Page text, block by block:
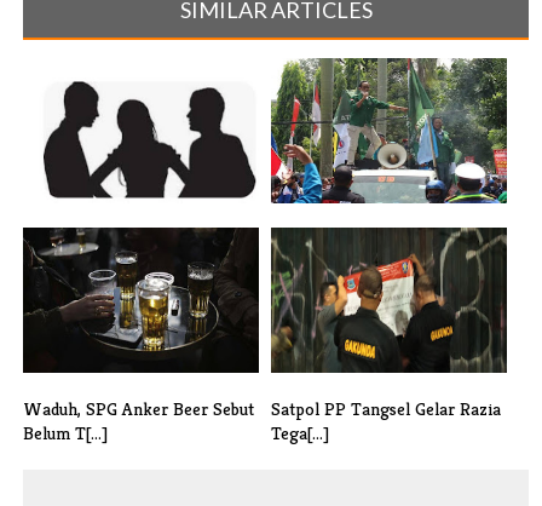
SIMILAR ARTICLES
Diduga Oknum BGN Banten
Terlibat Ci[...]
Disoal SPG Anker Beer Belum
Terima [...]
Waduh, SPG Anker Beer Sebut
Belum T[...]
Satpol PP Tangsel Gelar Razia
Tega[...]